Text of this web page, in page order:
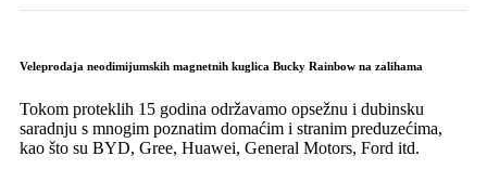
Veleprodaja neodimijumskih magnetnih kuglica Bucky Rainbow na zalihama
Tokom proteklih 15 godina održavamo opsežnu i dubinsku
saradnju s mnogim poznatim domaćim i stranim preduzećima,
kao što su BYD, Gree, Huawei, General Motors, Ford itd.